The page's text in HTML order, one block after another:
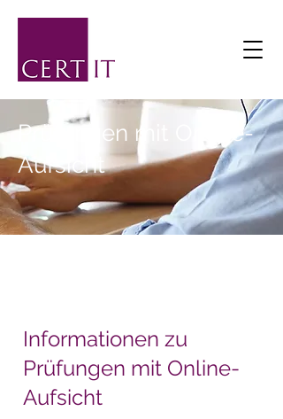
Prüfungen mit Online-
Aufsicht
Informationen zu
Prüfungen mit Online-
Aufsicht